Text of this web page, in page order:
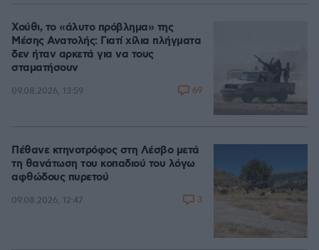
Χούθι, το «άλυτο πρόβλημα» της
Μέσης Ανατολής: Γιατί χίλια πλήγματα
δεν ήταν αρκετά για να τους
σταματήσουν
09.08.2026, 13:59 69
Πέθανε κτηνοτρόφος στη Λέσβο μετά
τη θανάτωση του κοπαδιού του λόγω
αφθώδους πυρετού
09.08.2026, 12:47 3